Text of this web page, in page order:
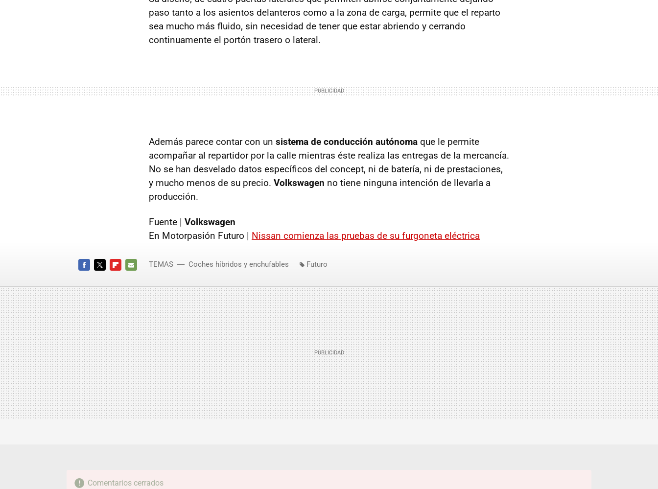
paso tanto a los asientos delanteros como a la zona de carga, permite que el reparto
sea mucho más fluido, sin necesidad de tener que estar abriendo y cerrando
continuamente el portón trasero o lateral.
Además parece contar con un sistema de conducción autónoma que le permite
acompañar al repartidor por la calle mientras éste realiza las entregas de la mercancía.
No se han desvelado datos específicos del concept, ni de batería, ni de prestaciones,
y mucho menos de su precio. Volkswagen no tiene ninguna intención de llevarla a
producción.
Fuente | Volkswagen
En Motorpasión Futuro | Nissan comienza las pruebas de su furgoneta eléctrica
MAIL
TEMAS Coches híbridos y enchufables Futuro
Comentarios cerrados